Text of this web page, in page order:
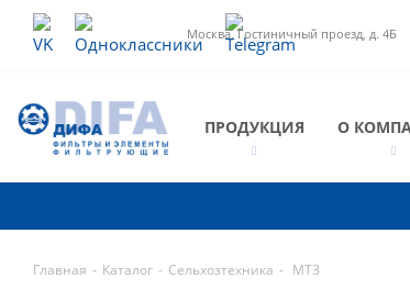
Москва, Гостиничный проезд, д. 4Б
ПРОДУКЦИЯ О
Главная - Каталог - Сельхозтехника - МТЗ